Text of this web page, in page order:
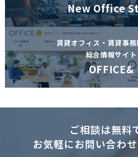
New Office
賃貸オフィス・賃貸事
総合情報サイト
OFFICE&
ご相談は無料
お気軽にお問い合わせ